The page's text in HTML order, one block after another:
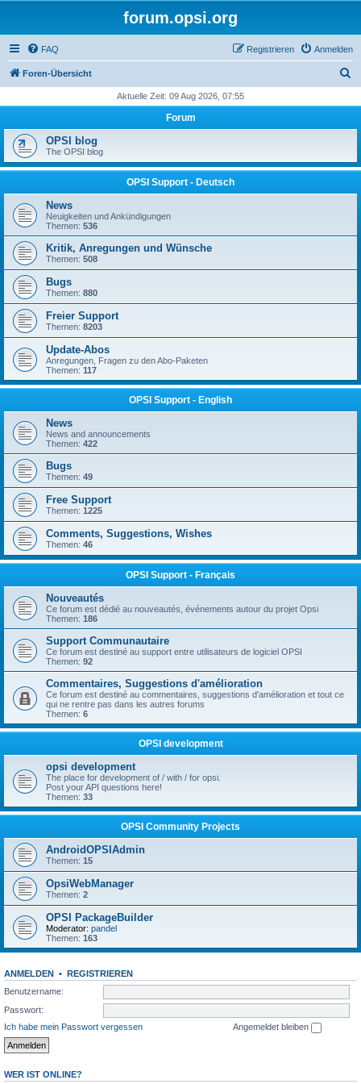
forum.opsi.org
FAQ Anmelden
Registrieren
Foren-Übersicht
h
Aktuelle Zeit: 09 Aug 2026, 07:55
Forum
OPSI blog
The OPSI blog
OPSI Support - Deutsch
News
Neuigkeiten und Ankündigungen
Themen: 536
Kritik, Anregungen und Wünsche
Themen: 508
Bugs
Themen: 880
Freier Support
Themen: 8203
Update-Abos
Anregungen, Fragen zu den Abo-Paketen
Themen: 117
OPSI Support - English
News
News and announcements
Themen: 422
Bugs
Themen: 49
Free Support
Themen: 1225
Comments, Suggestions, Wishes
Themen: 46
OPSI Support - Français
Nouveautés
Ce forum est dédié au nouveautés, événements autour du projet Opsi
Themen: 186
Support Communautaire
Ce forum est destiné au support entre utilisateurs de logiciel OPSI
Themen: 92
Commentaires, Suggestions d'amélioration
Ce forum est destiné au commentaires, suggestions d'amélioration et tout ce
qui ne rentre pas dans les autres forums
Themen: 6
OPSI development
opsi development
The place for development of / with / for opsi.
Post your API questions here!
Themen: 33
OPSI Community Projects
AndroidOPSIAdmin
Themen: 15
OpsiWebManager
Themen: 2
OPSI PackageBuilder
Moderator: pandel
Themen: 163
ANMELDEN • REGISTRIEREN
Benutzername:
Passwort:
Ich habe mein Passwort vergessen
Angemeldet bleiben
WER IST ONLINE?